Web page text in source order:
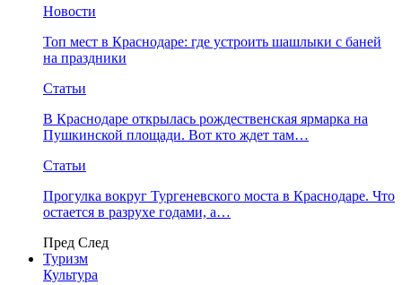
Новости
Топ мест в Краснодаре: где устроить шашлыки с баней
на праздники
Статьи
В Краснодаре открылась рождественская ярмарка на
Пушкинской площади. Вот кто ждет там…
Статьи
Прогулка вокруг Тургеневского моста в Краснодаре. Что
остается в разрухе годами, а…
Пред След
Туризм
Культура